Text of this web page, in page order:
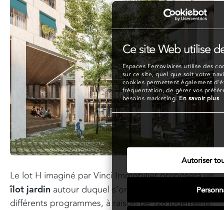
Ce site Web utilise
Espaces Ferroviaires utilise des
sur ce site, quel que soit votre
cookies permettent également
fréquentation, de gérer vos
besoins marketing.En savoir plus
Autoriser
Le lot H imaginé par Vinci Immobilier proposera un
îlot jardin autour duquel s’organiseront les
différents programmes, à raison de 128 logements,